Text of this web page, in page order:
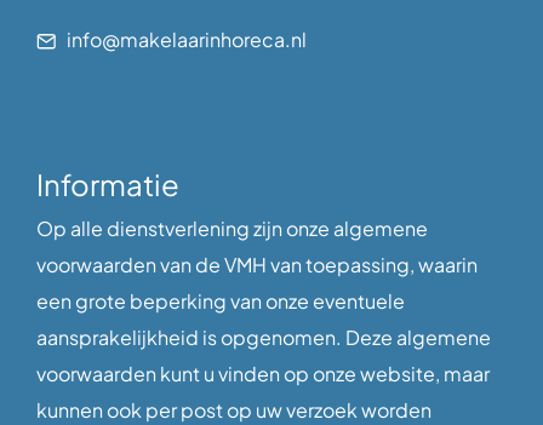
info@makelaarinhoreca.nl
Informatie
Op alle dienstverlening zijn onze algemene
voorwaarden van de VMH van toepassing, waarin
een grote beperking van onze eventuele
aansprakelijkheid is opgenomen. Deze algemene
voorwaarden kunt u vinden op onze website, maar
kunnen ook per post op uw verzoek worden